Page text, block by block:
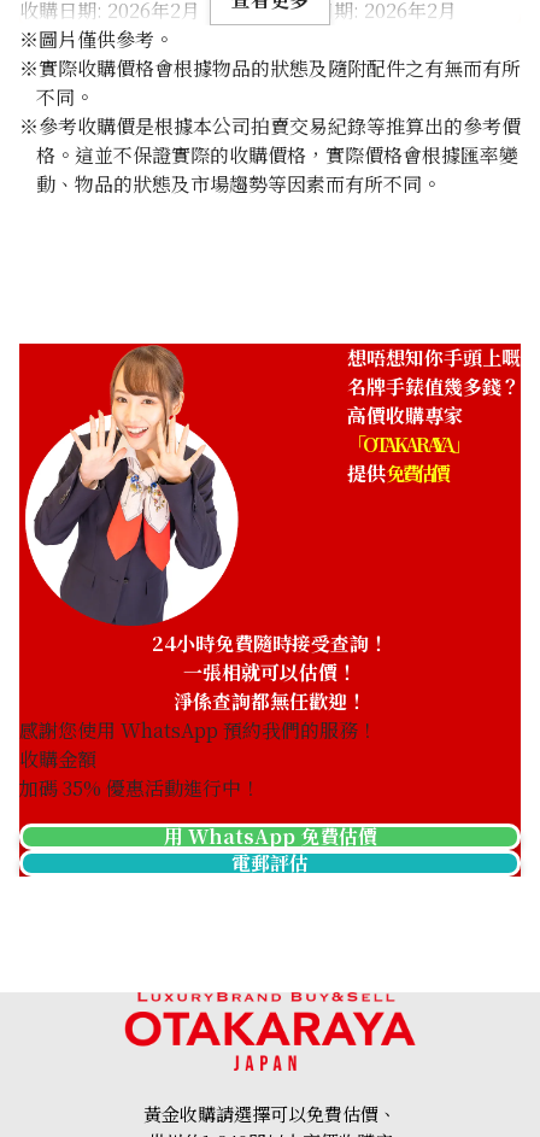
收購日期: 2026年2月 收購日期: 2026年2月
※圖片僅供參考。
※實際收購價格會根據物品的狀態及隨附配件之有無而有所
不同。
※參考收購價是根據本公司拍賣交易紀錄等推算出的參考價
格。這並不保證實際的收購價格，實際價格會根據匯率變
動、物品的狀態及市場趨勢等因素而有所不同。
想唔想知你手頭上嘅
名牌手錶值幾多錢？
高價收購專家
「OTAKARAYA」
提供免費估價
24小時免費隨時接受查詢！
一張相就可以估價！
淨係查詢都無任歡迎！
感謝您使用 WhatsApp 預約我們的服務！
收購金額
加碼35% 優惠活動進行中！
用 WhatsApp 免費估價
電郵評估
黃金收購請選擇可以免費估價、